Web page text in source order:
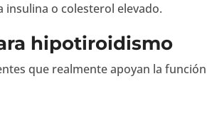
o colesterol elevado.
hipotiroidismo
que realmente apoyan la función